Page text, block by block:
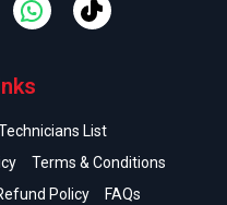
List
Terms & Conditions
Policy FAQs